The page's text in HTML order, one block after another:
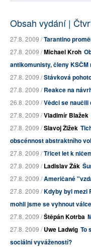
Obsah vydání |
27.8. 2009 /Tarantino
27.8. 2009 /Michael Kroh
antikomunisty, členy KSČM
27.8. 2009 /Stávková
27.8. 2009 /Reakce na
26.8. 2009 /Vědci se
27.8. 2009 /Vladimír Blažek
27.8. 2009 /Slavoj Žižek
obscénnost abstraktního
27.8. 2009 /Třicet let k
27.8. 2009 /Ladislav Žák
27.8. 2009 /Američané
27.8. 2009 /Kdyby byl mezi
mohli jsme se vyhnout
27.8. 2009 /Štěpán Kotrba
27.8. 2009 /Uwe Ladwig To
sociální vyvážeností?